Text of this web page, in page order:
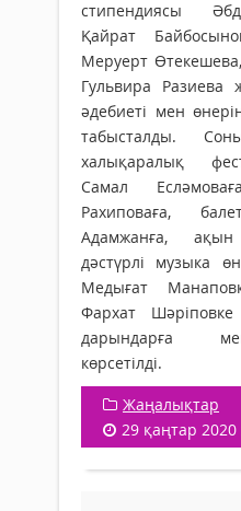
стипендиясы
Қайрат
Меруерт
Гульвира Разиева
әдебиеті мен
табысталды.
халықаралық
Самал
Рахиповаға,
Адамжанға,
дәстүрлі музыка
Медығат
Фархат
дарындарға
көрсетілді.
Жаңалықтар
29 қаңтар 2020